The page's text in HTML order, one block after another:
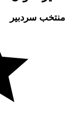
منتخب سردبیر